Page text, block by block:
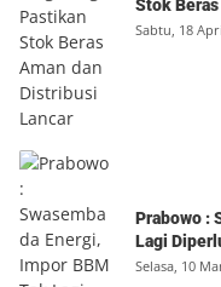
Stok
Sabtu, 18
Prabowo :
Lagi
Selasa, 10